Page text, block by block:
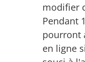
modifier
Pendant
pourront
en ligne